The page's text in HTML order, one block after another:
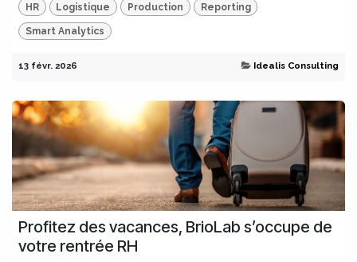
HR Logistique Production Reporting
Smart Analytics
13 févr. 2026 Idealis Consulting
Profitez des vacances, BrioLab s’occupe de
votre rentrée RH